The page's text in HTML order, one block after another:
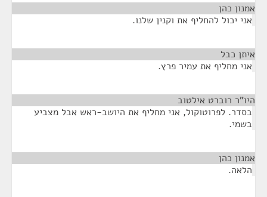
אמנון כהן
אני יכול להחליף את וקנין שלנו.
איתן כבל
אני מחליף את עמיר פרץ.
היו"ר רוברט אילטוב
בסדר. לפרוטוקול, אני מחליף את היושב-ראש אבל מצביע
בשמי.
אמנון כהן
הלאה.